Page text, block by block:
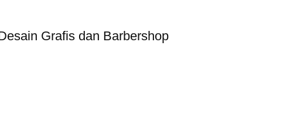
Grafis dan Barbershop